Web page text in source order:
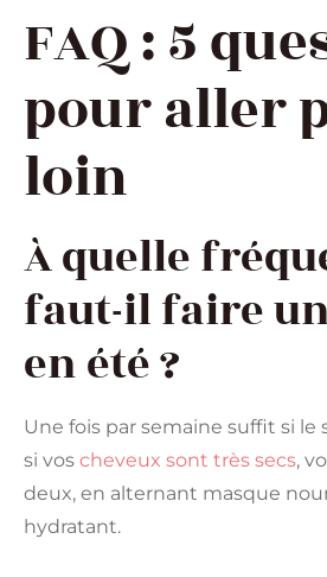
FAQ : 5
pour aller
loin
À quelle
faut-il faire
en été ?
Une fois par semaine suffit si le
si vos cheveux sont très secs,
deux, en alternant masque
hydratant.